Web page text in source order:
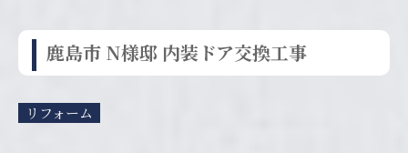
鹿島市 N様邸 内装ドア交換工事
リフォーム